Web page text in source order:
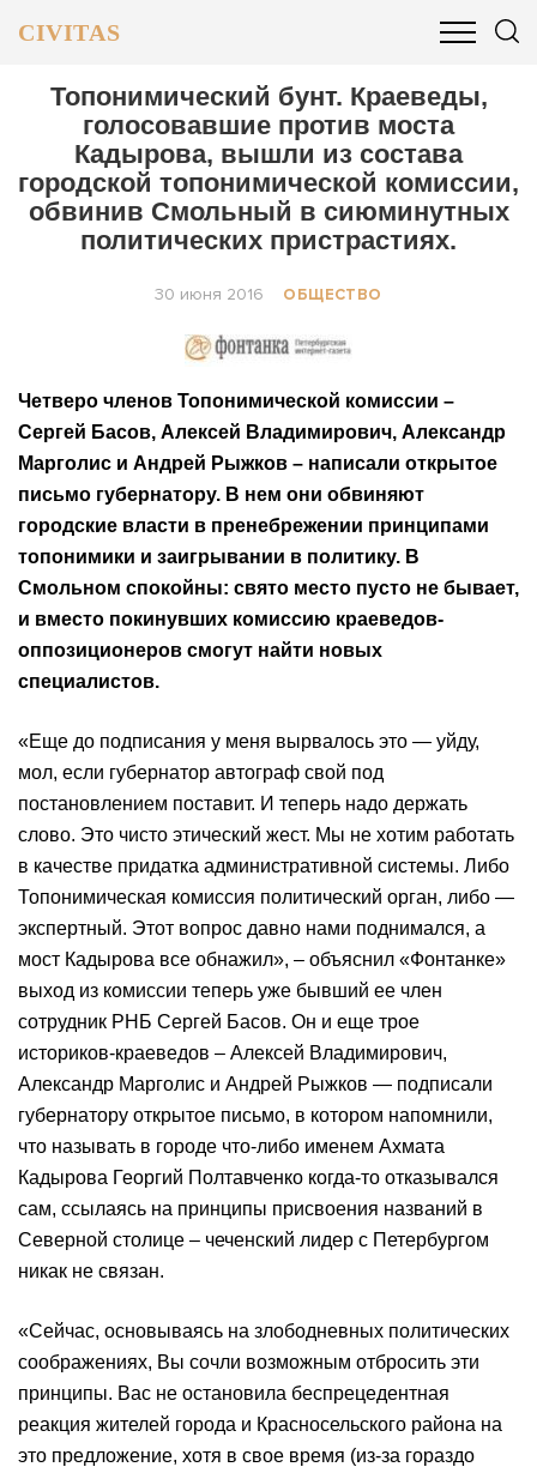
CIVITAS
ОБЩЕСТВО БИЗНЕС И ФИНАНСЫ
Топонимический бунт. Краеведы,
голосовавшие против моста
Кадырова, вышли из состава
городской топонимической комиссии,
обвинив Смольный в сиюминутных
политических пристрастиях.
30 июня 2016 ОБЩЕСТВО
Четверо членов Топонимической комиссии –
Сергей Басов, Алексей Владимирович, Александр
Марголис и Андрей Рыжков – написали открытое
письмо губернатору. В нем они обвиняют
городские власти в пренебрежении принципами
топонимики и заигрывании в политику. В
Смольном спокойны: свято место пусто не бывает,
и вместо покинувших комиссию краеведов-
оппозиционеров смогут найти новых
специалистов.
«Еще до подписания у меня вырвалось это — уйду,
мол, если губернатор автограф свой под
постановлением поставит. И теперь надо держать
слово. Это чисто этический жест. Мы не хотим работать
в качестве придатка административной системы. Либо
Топонимическая комиссия политический орган, либо —
экспертный. Этот вопрос давно нами поднимался, а
мост Кадырова все обнажил», – объяснил «Фонтанке»
выход из комиссии теперь уже бывший ее член
сотрудник РНБ Сергей Басов. Он и еще трое
историков-краеведов – Алексей Владимирович,
Александр Марголис и Андрей Рыжков — подписали
губернатору открытое письмо, в котором напомнили,
что называть в городе что-либо именем Ахмата
Кадырова Георгий Полтавченко когда-то отказывался
сам, ссылаясь на принципы присвоения названий в
Северной столице – чеченский лидер с Петербургом
никак не связан.
«Сейчас, основываясь на злободневных политических
соображениях, Вы сочли возможным отбросить эти
принципы. Вас не остановила беспрецедентная
реакция жителей города и Красносельского района на
это предложение, хотя в свое время (из-за гораздо